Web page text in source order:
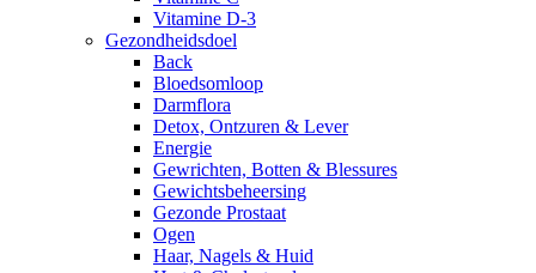
Vitamine D-3
Gezondheidsdoel
Back
Bloedsomloop
Darmflora
Detox, Ontzuren & Lever
Energie
Gewrichten, Botten & Blessures
Gewichtsbeheersing
Gezonde Prostaat
Ogen
Haar, Nagels & Huid